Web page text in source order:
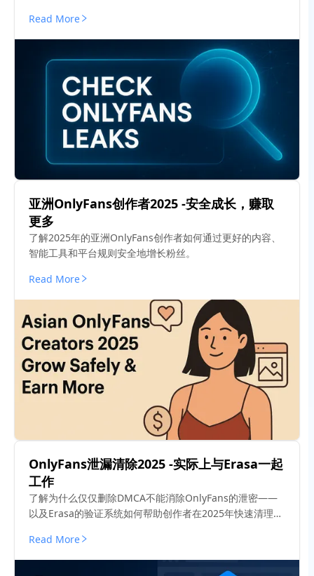
Read More
亚洲OnlyFans创作者2025 -安全成长，赚取
更多
了解2025年的亚洲OnlyFans创作者如何通过更好的内容、
智能工具和平台规则安全地增长粉丝。
Read More
OnlyFans泄漏清除2025 -实际上与Erasa一起
工作
了解为什么仅仅删除DMCA不能消除OnlyFans的泄密——
以及Erasa的验证系统如何帮助创作者在2025年快速清理网
Read More